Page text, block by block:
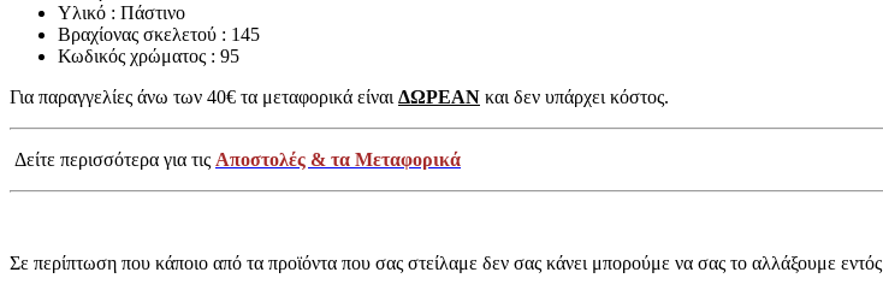
Υλικό : Πάστινο
Βραχίονας σκελετού : 145
Κωδικός χρώματος : 95
Για παραγγελίες άνω των 40€ τα μεταφορικά είναι ΔΩΡΕΑΝ και δεν υπάρχει κόστος.
Δείτε περισσότερα για τις Αποστολές & τα Μεταφορικά
Σε περίπτωση που κάποιο από τα προϊόντα που σας στείλαμε δεν σας κάνει μπορούμε να σας το αλλάξουμε εντός